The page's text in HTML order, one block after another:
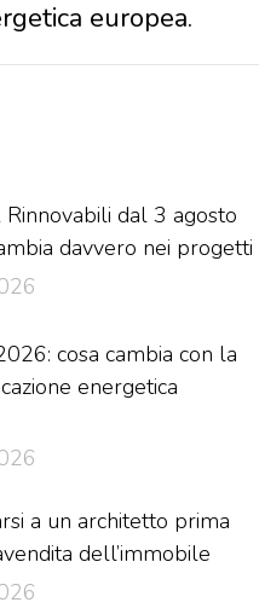
europea.
dal 3 agosto
davvero nei progetti
cosa cambia con la
energetica
a un architetto prima
dell’immobile